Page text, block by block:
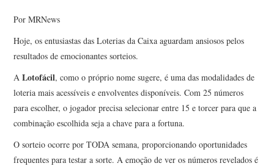
Por MRNews
Hoje, os entusiastas das Loterias da Caixa aguardam ansiosos pelos
resultados de emocionantes sorteios.
ALotofácil, como o próprio nome sugere, é uma das modalidades de
loteria mais acessíveis e envolventes disponíveis. Com 25 números
para escolher, o jogador precisa selecionar entre 15 e torcer para que a
combinação escolhida seja a chave para a fortuna.
O sorteio ocorre por TODA semana, proporcionando oportunidades
frequentes para testar a sorte. A emoção de ver os números revelados é